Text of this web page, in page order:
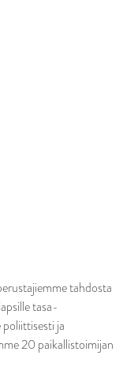
tahdosta
tasa-
ja
20 paikallistoimijan